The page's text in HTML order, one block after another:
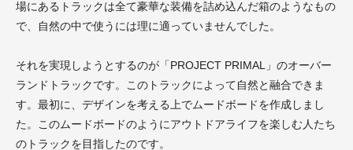
場にあるトラックは全て豪華な装備を詰め込んだ箱のようなもの
で、自然の中で使うには理に適っていませんでした。
それを実現しようとするのが「PROJECT PRIMAL」のオーバー
ランドトラックです。このトラックによって自然と融合できま
す。最初に、デザインを考える上でムードボードを作成しまし
た。このムードボードのようにアウトドアライフを楽しむ人たち
のトラックを目指したのです。